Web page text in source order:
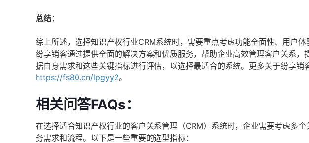
总结：
综上所述，选择知识产权行业CRM系统时，需要重点考虑功能全面性、用户体
纷享销客通过提供全面的解决方案和优质服务，帮助企业高效管理客户关系
据自身需求和这些关键指标进行评估，以选择最适合的系统。更多关于纷享销
https://fs80.cn/lpgyy2。
相关问答FAQs：
在选择适合知识产权行业的客户关系管理（CRM）系统时，企业需要考虑多
务需求和流程。以下是一些重要的选型指标：